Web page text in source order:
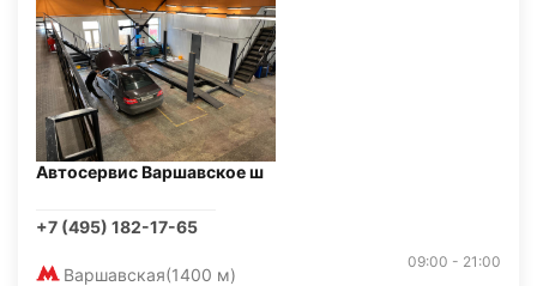
Автосервис Варшавское ш
+7 (495) 182-17-65
Варшавская(1400 м)
09:00 - 21:00